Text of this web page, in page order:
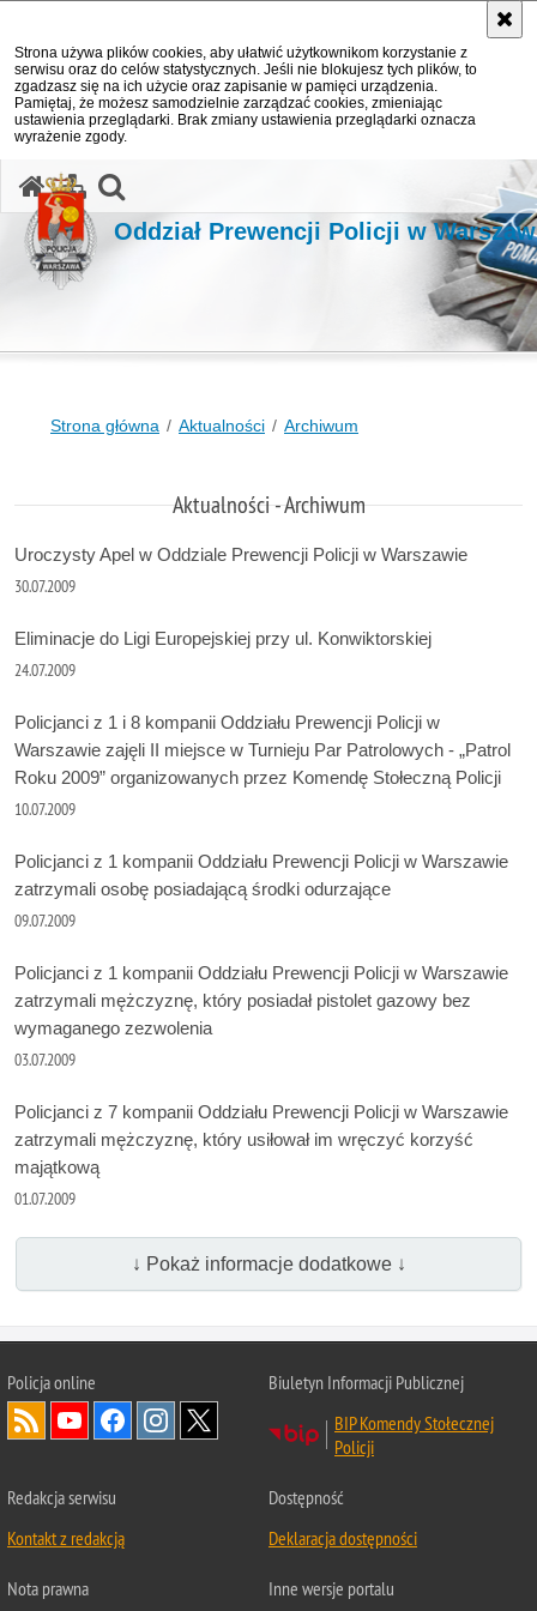
Strona używa plików cookies, aby ułatwić użytkownikom korzystanie z
serwisu oraz do celów statystycznych. Jeśli nie blokujesz tych plików, to
zgadzasz się na ich użycie oraz zapisanie w pamięci urządzenia.
Pamiętaj, że możesz samodzielnie zarządzać cookies, zmieniając
ustawienia przeglądarki. Brak zmiany ustawienia przeglądarki oznacza
wyrażenie zgody.
Oddział Prewencji Policji w
Strona główna Aktualności Archiwum
Aktualności - Archiwum
Uroczysty Apel w Oddziale Prewencji Policji w Warszawie
30.07.2009
Eliminacje do Ligi Europejskiej przy ul. Konwiktorskiej
24.07.2009
Policjanci z 1 i 8 kompanii Oddziału Prewencji Policji w
Warszawie zajęli II miejsce w Turnieju Par Patrolowych - „Patrol
Roku 2009” organizowanych przez Komendę Stołeczną Policji
10.07.2009
Policjanci z 1 kompanii Oddziału Prewencji Policji w Warszawie
zatrzymali osobę posiadającą środki odurzające
09.07.2009
Policjanci z 1 kompanii Oddziału Prewencji Policji w Warszawie
zatrzymali mężczyznę, który posiadał pistolet gazowy bez
wymaganego zezwolenia
03.07.2009
Policjanci z 7 kompanii Oddziału Prewencji Policji w Warszawie
zatrzymali mężczyznę, który usiłował im wręczyć korzyść
majątkową
01.07.2009
↓ Pokaż informacje dodatkowe ↓
Policja online
Biuletyn Informacji Publicznej
BIP Komendy Stołecznej
Policji
Redakcja serwisu
Kontakt z redakcją
Dostępność
Deklaracja dostępności
Nota prawna
Inne wersje portalu